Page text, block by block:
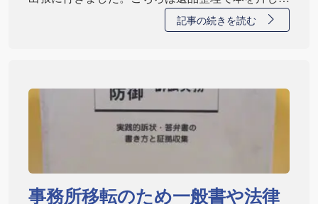
記事の続きを読む
事務所移転のため一般書や法律